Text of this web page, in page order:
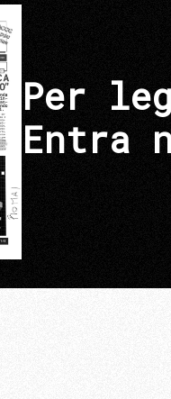
Per
Entra